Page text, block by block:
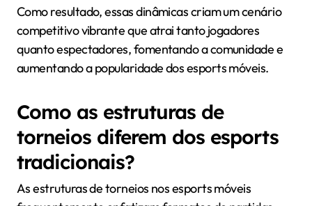
Como resultado, essas dinâmicas criam um cenário
competitivo vibrante que atrai tanto jogadores
quanto espectadores, fomentando a comunidade e
aumentando a popularidade dos esports móveis.
Como as estruturas de
torneios diferem dos esports
tradicionais?
As estruturas de torneios nos esports móveis